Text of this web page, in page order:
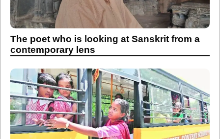
The poet who is looking at Sanskrit from a
contemporary lens